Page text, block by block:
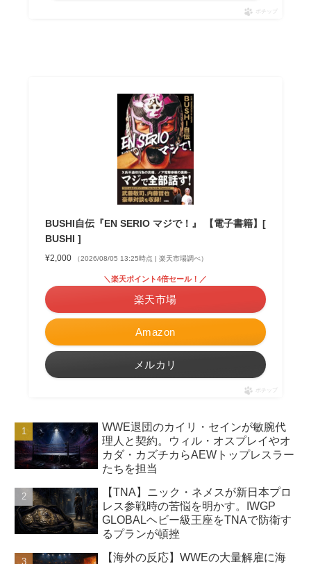
ポチップ
BUSHI自伝『EN SERIO マジで！』 【電子書籍】[
BUSHI ]
¥2,000 （2026/08/05 13:25時点 | 楽天市場調べ）
Amazon
＼楽天ポイント4倍セール！／
楽天市場
メルカリ
ポチップ
WWE退団のカイリ・セインが敏腕代
理人と契約。ウィル・オスプレイやオ
カダ・カズチカらAEWトップレスラー
たちを担当
【TNA】ニック・ネメスが新日本プロ
レス参戦時の苦悩を明かす。IWGP
GLOBALヘビー級王座をTNAで防衛す
るプランが頓挫
【海外の反応】WWEの大量解雇に海